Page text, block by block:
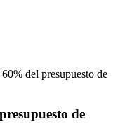
del presupuesto de
de